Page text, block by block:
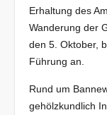
Erhaltung des
Wanderung der
den 5. Oktober,
Führung an.
Rund um
gehölzkundlich